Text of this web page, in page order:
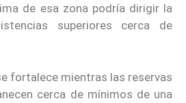
de esa zona podría dirigir la
superiores cerca de
fortalece mientras las reservas
cerca de mínimos de una